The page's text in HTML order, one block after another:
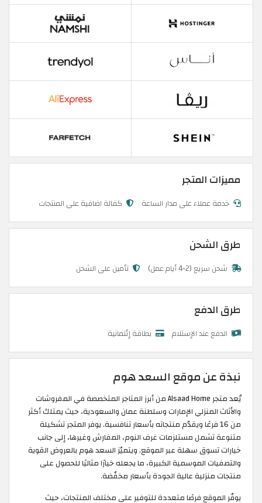
مميزات المتجر
خدمة عملاء على مدار الساعة كفالة اضافية على المنتجات
طرق الشحن
شحن سريع (2-4 أيام عمل) تأمين على الشحن
طرق الدفع
الدفع عند الإستلام بطاقة إئتمانية
نبذة عن موقع السعد هوم
يُعد متجر Alsaad Home من أبرز المتاجر المتخصصة في المفروشات
والأثاث المنزلي الإمارات وسلطنة عمان والسعودية، حيث يمتلك أكثر
من 16 فرعًا ويقدّم منتجاته بأسعار تنافسية. يوفر المتجر تشكيلة
متنوعة تشمل مستلزمات غرف النوم، المفارش وغيرها، إلى جانب
خيارات تسوق سهلة عبر الموقع. ويتميّز السعد هوم بالعروض القوية
والتصفيات الموسمية الكبيرة، ما يجعله خيارًا مثاليًا للحصول على
منتجات منزلية عالية الجودة بأسعار مخفّضة.
يوفّر الموقع فرصًا متعددة للتوفير على مختلف المنتجات، حيث